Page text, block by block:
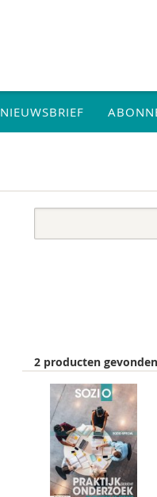
NIEUWSBRIEF
2 producten